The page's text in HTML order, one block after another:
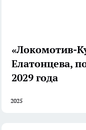
«Локомотив-
Елатонцева,
2029 года
2025